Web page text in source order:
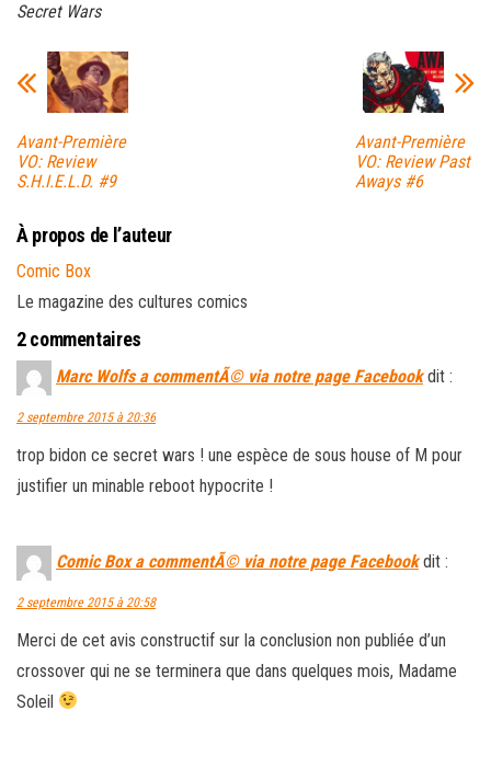
Secret Wars
Avant-Première
VO: Review
S.H.I.E.L.D. #9
Avant-Première
VO: Review Past
Aways #6
À propos de l’auteur
Comic Box
Le magazine des cultures comics
2 commentaires
Marc Wolfs a commentÃ© via notre page Facebook dit :
2 septembre 2015 à 20:36
trop bidon ce secret wars ! une espèce de sous house of M pour
justifier un minable reboot hypocrite !
Comic Box a commentÃ© via notre page Facebook dit :
2 septembre 2015 à 20:58
Merci de cet avis constructif sur la conclusion non publiée d’un
crossover qui ne se terminera que dans quelques mois, Madame
Soleil